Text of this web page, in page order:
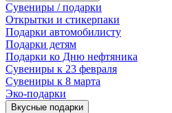
Сувениры / подарки
Открытки и стикерпаки
Подарки автомобилисту
Подарки детям
Подарки ко Дню нефтяника
Сувениры к 23 февраля
Сувениры к 8 марта
Эко-подарки
Вкусные подарки